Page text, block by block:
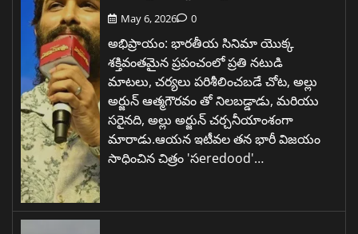
May 6, 2026 0
అభిప్రాయం: భారతీయ సినిమా యొక్క
శక్తివంతమైన ప్రపంచంలో ప్రతి నటుడి
మాటలు, చర్యలు పరిశీలించబడే చోట, అల్లు
అర్జున్ ఆత్మగౌరవం తో నిలబడ్డాడు, మరియు
సరైనది, అల్లు అర్జున్ చర్చనీయాంశంగా
మారాడు.ఆయన ఇటీవల తన భారీ విజయం
సాధించిన చిత్రం 'సeredood'…